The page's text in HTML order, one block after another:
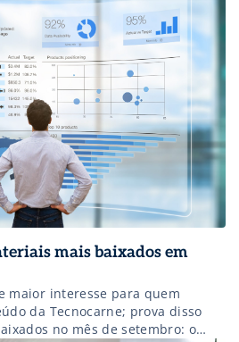
que a adoção de máquinas
frigorífica pode representar
nos negócios […]
mais baixados em
maior interesse para quem
da Tecnocarne; prova disso
no mês de setembro: o